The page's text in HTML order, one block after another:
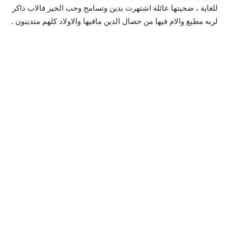
للغاية ، ضحيتها عائلة اشتهرت بدين وتسامح وحب الخير فالاب ذاكر
لربه مطيع والام فيها من خصال الدين مافيها والاولاد كلهم متدينون .